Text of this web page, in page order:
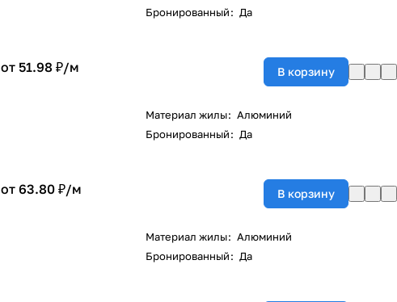
Бронированный: Да
от 51.98 ₽/м В корзину
Материал жилы: Алюминий
Бронированный: Да
от 63.80 ₽/м В корзину
Материал жилы: Алюминий
Бронированный: Да